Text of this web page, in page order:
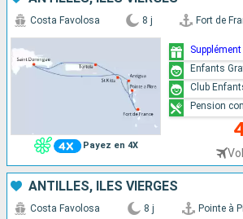
Payez en 4X
Costa Favolosa 8 j Fort de
Enfants
Club
Pension
ANTILLES, ILES VIERGES
Costa Favolosa 8 j Pointe à